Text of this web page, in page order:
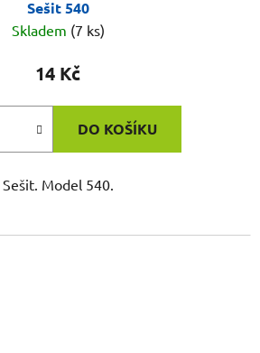
Sešit 540
Skladem (7 ks)
14 Kč
DO KOŠÍKU
Sešit. Model 540.